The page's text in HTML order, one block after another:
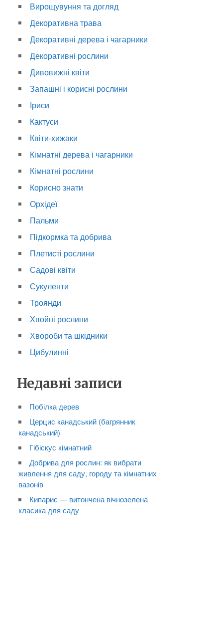
Вирощувуння та догляд
Декоративна трава
Декоративні дерева і чагарники
Декоративні рослини
Дивовижні квіти
Запашні і корисні рослини
Іриси
Кактуси
Квіти-хижаки
Кімнатні дерева і чагарники
Кімнатні рослини
Корисно знати
Орхідеї
Пальми
Підкормка та добрива
Плетисті рослини
Садові квіти
Сукуленти
Троянди
Хвойні рослини
Хвороби та шкідники
Цибулинні
Недавні записи
Побілка дерев
Церцис канадський (багрянник
канадський)
Гібіскус кімнатний
Добрива для рослин: як вибрати
живлення для саду, городу та кімнатних
вазонів
Кипарис — витончена вічнозелена
класика для саду